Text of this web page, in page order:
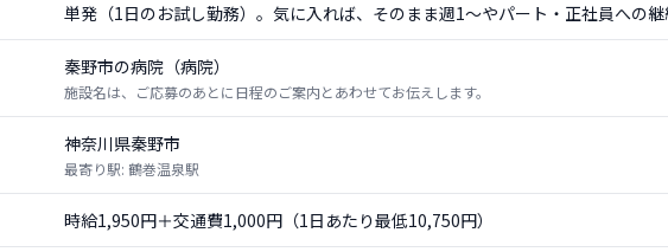
単発（1日のお試し勤務）。気に入れば、そのまま週1〜やパート・正社員への
秦野市の病院（病院）
施設名は、ご応募のあとに日程のご案内とあわせてお伝えします。
神奈川県秦野市
最寄り駅: 鶴巻温泉駅
時給1,950円＋交通費1,000円（1日あたり最低10,750円）